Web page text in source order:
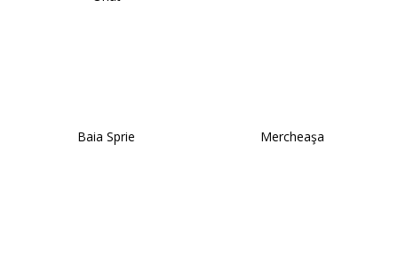
Baia Sprie Mercheaşa